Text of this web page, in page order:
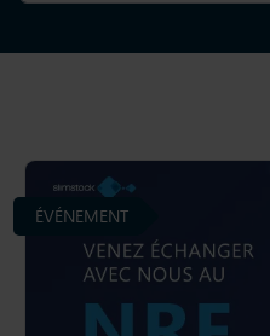
ÉVÉNEMENT